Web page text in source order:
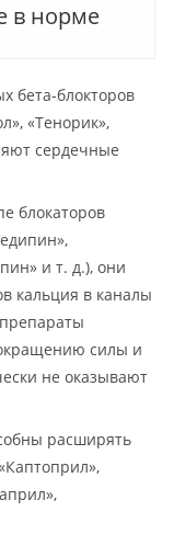
в норме
бета-блокторов
«Тенорик»,
сердечные
блокаторов
и т. д.), они
кальция в каналы
силы и
не оказывают
расширять